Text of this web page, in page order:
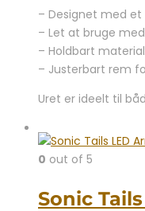
var:
129,95 kr..
– Designet med
– Let at bruge
– Holdbart
– Justerbart rem
Uret er ideelt til
0 out of 5
Sonic